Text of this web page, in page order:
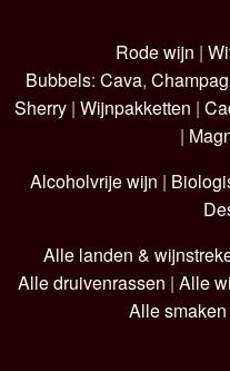
Rode wijn |
Bubbels: Cava,
Sherry | Wijnpakketten |
|
Alcoholvrije wijn |
Alle landen &
Alle druivenrassen | Alle
Alle